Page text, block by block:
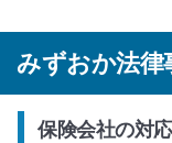
みずおか法律
保険会社の対